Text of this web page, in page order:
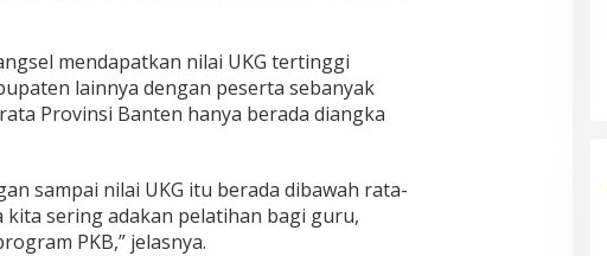
mendapatkan nilai UKG tertinggi
lainnya dengan peserta sebanyak
Provinsi Banten hanya berada diangka
sampai nilai UKG itu berada dibawah rata-
kita sering adakan pelatihan bagi guru,
PKB,” jelasnya.